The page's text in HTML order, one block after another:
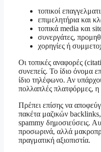
τοπικοί
επιμελητήρια και
τοπικά media και
συνεργάτες,
χορηγίες ή
Οι τοπικές αναφορές
συνεπείς. Το ίδιο όνομα
ίδιο τηλέφωνο. Αν
πολλαπλές πλατφόρμες, η
Πρέπει επίσης να
πακέτα μαζικών
spammy δημοσιεύσεις.
προσωρινά, αλλά
πραγματική αξιοπιστία.